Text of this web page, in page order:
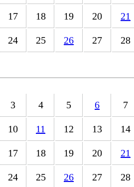
17 18 19 20 21
24 25 26 27 28
3 4 5 6 7
10 11 12 13 14
17 18 19 20 21
24 25 26 27 28